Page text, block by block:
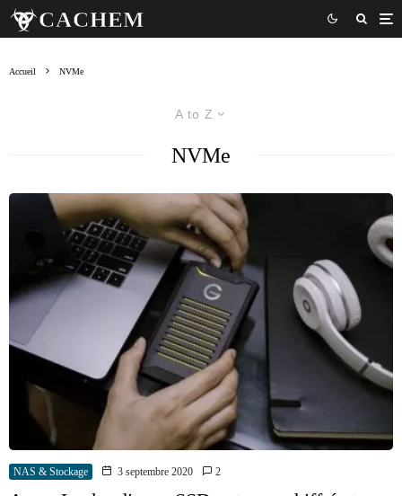
Accueil NVMe
A to Z
NVMe
NAS & Stockage 3 septembre 2020 2